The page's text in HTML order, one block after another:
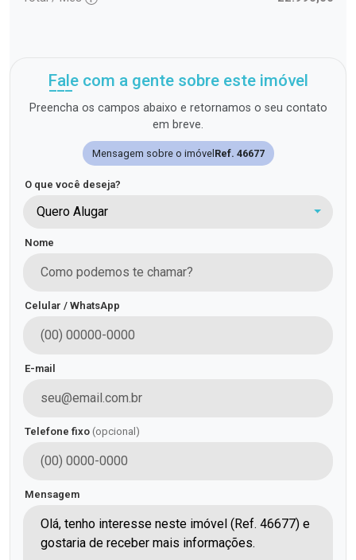
Fale com a gente sobre este imóvel
Preencha os campos abaixo e retornamos o seu contato
em breve.
Mensagem sobre o imóvelRef. 46677
O que você deseja?
Quero Alugar
Nome
Celular / WhatsApp
E-mail
Telefone fixo (opcional)
Mensagem